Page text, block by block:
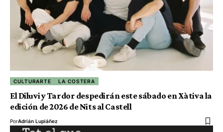
CULTURARTE LA COSTERA
El Diluvi y Tardor despedirán este sábado en Xàtiva la
edición de 2026 de Nits al Castell
PorAdrián Lupiáñez